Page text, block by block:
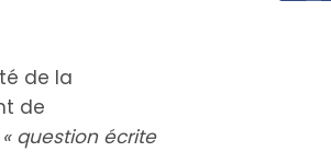
de la
de
« question écrite